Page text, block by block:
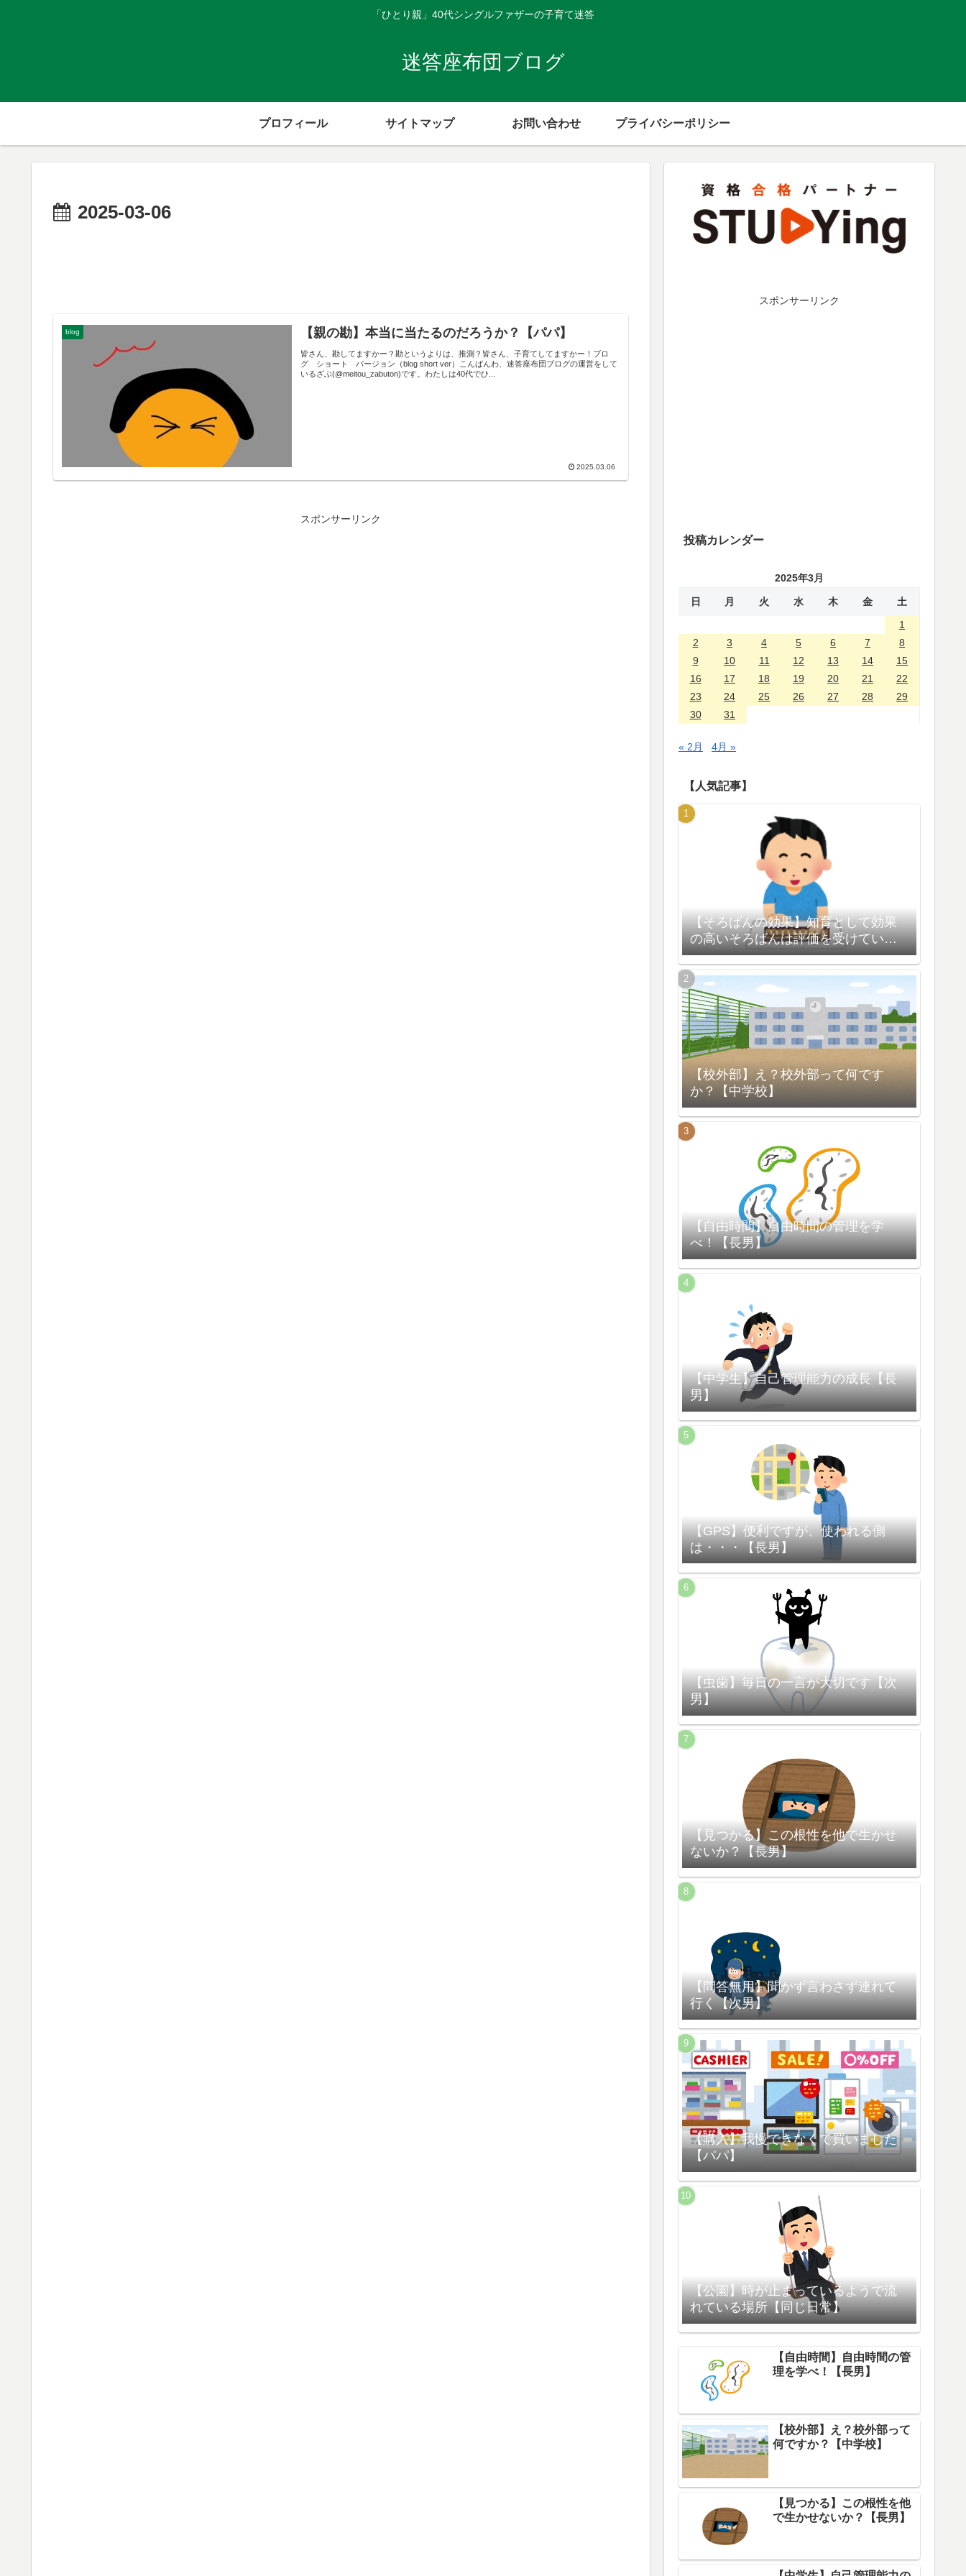
「ひとり親」40代シングルファザーの子育て迷答
迷答座布団ブログ
プロフィール サイトマップ お問い合わせ プライバシーポリシー
2025-03-06
blog 【親の勘】本当に当たるのだろうか？【パパ】
皆さん、勘してますかー？勘というよりは、推測？皆さん、子育てしてますかー！ブロ
グ ショート バージョン（blog short ver）こんばんわ、迷答座布団ブログの運営をして
いるざぶ(@meitou_zabuton)です。わたしは40代でひ...
2025.03.06
スポンサーリンク
スポンサーリンク
投稿カレンダー
2025年3月
日 月 火 水 木 金
土
1
2
3 4 5 6 7
8
9
10 11 12 13 14
15
16
17 18 19 20 21
22
23
24 25 26 27 28
29
30
31
« 2月 4月 »
【人気記事】
【そろばんの効果】知育として効果
の高いそろばんは評価を受けている
【脳の活性化】
【校外部】え？校外部って何です
か？【中学校】
【自由時間】自由時間の管理を学
べ！【長男】
【中学生】自己管理能力の成長【長
男】
【GPS】便利ですが、使われる側
は・・・【長男】
【虫歯】毎日の一言が大切です【次
男】
【見つかる】この根性を他で生かせ
ないか？【長男】
【問答無用】聞かず言わさず連れて
行く【次男】
【購入】我慢できなくて買いました
【パパ】
【公園】時が止まっているようで流
れている場所【同じ日常】
【自由時間】自由時間の管
理を学べ！【長男】
【校外部】え？校外部って
何ですか？【中学校】
【見つかる】この根性を他
で生かせないか？【長男】